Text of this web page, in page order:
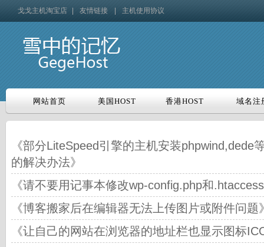
戈戈主机淘宝店 友情链接 主机使用协议
网站首页 美国HOST 香港HOST 域名注
《部分LiteSpeed引擎的主机安装phpwind,dede
的解决办法》
《请不要用记事本修改wp-config.php和
《博客搬家后在编辑器无法上传图片或附件问题
《让自己的网站在浏览器的地址栏也显示图标